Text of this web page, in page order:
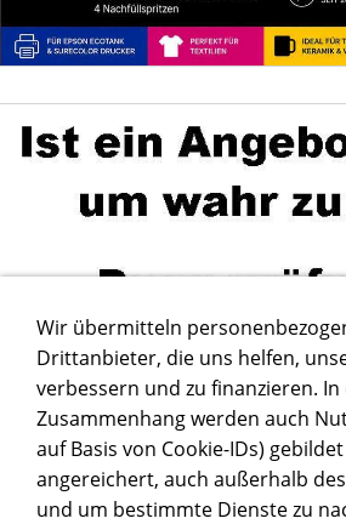
Wir übermitteln
Drittanbieter, die uns helfen,
verbessern und zu finanzieren. In
Zusammenhang werden auch
auf Basis von Cookie-IDs)
angereichert, auch außerhalb
und um bestimmte Dienste zu